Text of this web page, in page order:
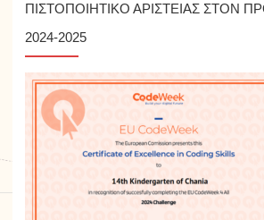
ΠΙΣΤΟΠΟΙΗΤΙΚΟ ΑΡΙΣΤΕΙΑΣ ΣΤΟΝ
2024-2025